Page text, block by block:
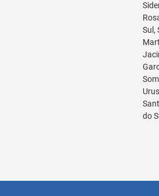
Sul,
do